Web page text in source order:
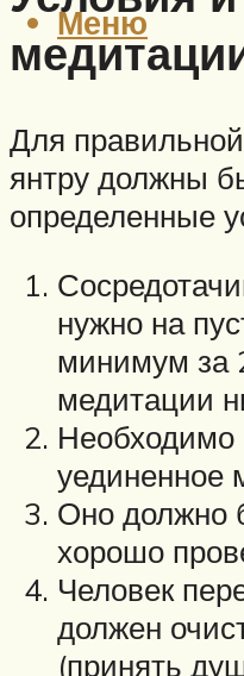
Меню
Для
янтру должны
определенные
нужно на
минимум за
медитации
Необходимо
уединенное
Оно должно
хорошо
Человек
должен
(принять